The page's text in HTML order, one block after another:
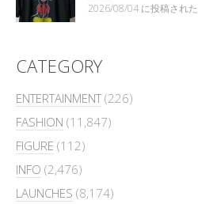
2026/08/04 に投稿された
CATEGORY
ENTERTAINMENT(226)
FASHION (11,847)
FIGURE (112)
INFO (2,476)
LAUNCHES (8,174)